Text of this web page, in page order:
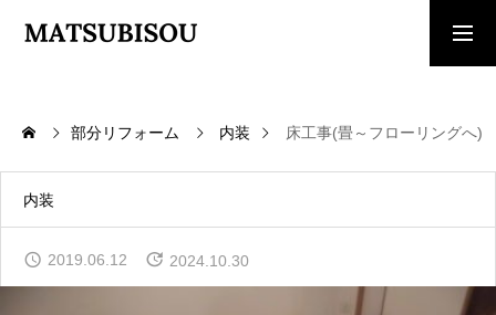
トップページ
WORKS
部分リフォーム 内装 床工事(畳～フローリングへ)
内装
2019.06.12 2024.10.30